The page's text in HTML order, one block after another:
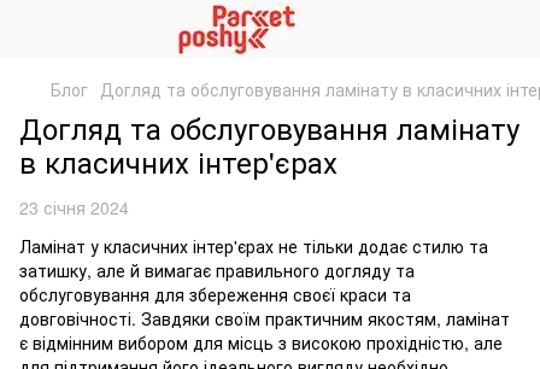
Блог Догляд та обслуговування ламінату в класичних
Догляд та обслуговування ламінату
в класичних інтер'єрах
23 січня 2024
Ламінат у класичних інтер'єрах не тільки додає стилю та
затишку, але й вимагає правильного догляду та
обслуговування для збереження своєї краси та
довговічності. Завдяки своїм практичним якостям, ламінат
є відмінним вибором для місць з високою прохідністю, але